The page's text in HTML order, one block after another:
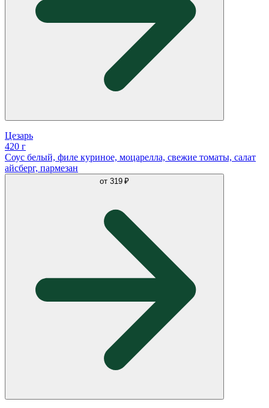
Цезарь
420 г
Соус белый, филе куриное, моцарелла, свежие томаты, салат
айсберг, пармезан
от 319 ₽